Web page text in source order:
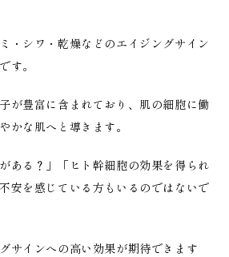
・シワ・乾燥などのエイジングサイン
す。
が豊富に含まれており、肌の細胞に働
かな肌へと導きます。
ある？」「ヒト幹細胞の効果を得られ
安を感じている方もいるのではないで
サインへの高い効果が期待できます